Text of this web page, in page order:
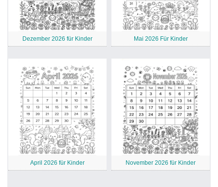
Dezember 2026 für Kinder Mai 2026 Für Kinder
April 2026 für Kinder November 2026 für Kinder